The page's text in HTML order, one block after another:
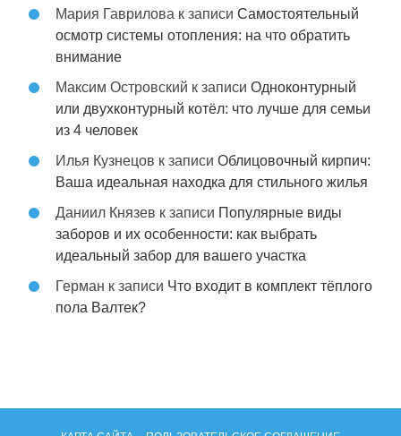
Мария Гаврилова к записиСамостоятельный
осмотр системы отопления: на что обратить
внимание
Максим Островский к записиОдноконтурный
или двухконтурный котёл: что лучше для семьи
из 4 человек
Илья Кузнецов к записиОблицовочный кирпич:
Ваша идеальная находка для стильного жилья
Даниил Князев к записи Популярные виды
заборов и их особенности: как выбрать
идеальный забор для вашего участка
Герман к записи Что входит в комплект тёплого
пола Валтек?